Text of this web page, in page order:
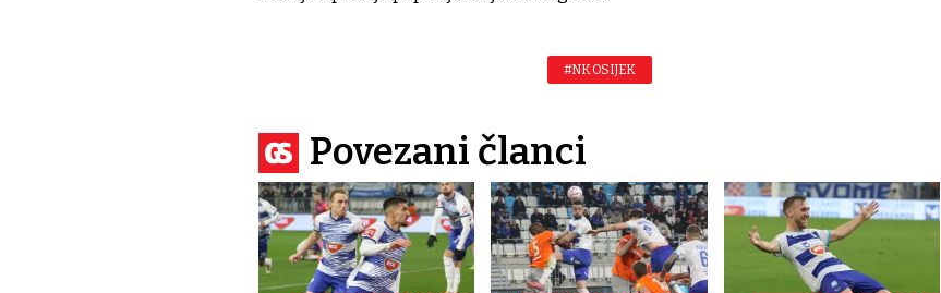
#NK OSIJEK
Povezani članci